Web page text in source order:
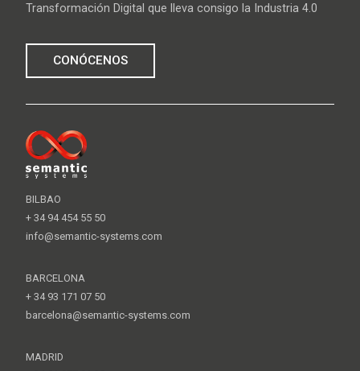
Transformación Digital que lleva consigo la Industria 4.0
CONÓCENOS
BILBAO
+ 34 94 454 55 50
info@semantic-systems.com
BARCELONA
+ 34 93 171 07 50
barcelona@semantic-systems.com
MADRID